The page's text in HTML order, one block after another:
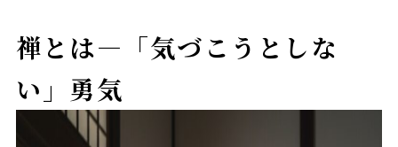
禅とは—「気づこうとしな
い」勇気